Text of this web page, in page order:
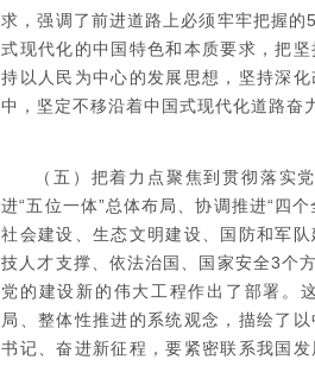
求，强调了前进道路上必须牢牢把握
式现代化的中国特色和本质要求，把
持以人民为中心的发展思想，坚持深
中，坚定不移沿着中国式现代化道路奋
（五）把着力点聚焦到贯彻落实
进“五位一体”总体布局、协调推进“四
社会建设、生态文明建设、国防和军
技人才支撑、依法治国、国家安全3个
党的建设新的伟大工程作出了部署。
局、整体性推进的系统观念，描绘了
书记、奋进新征程，要紧密联系我国